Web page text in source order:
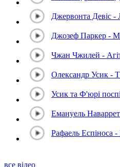
Джервонта Девіс
Джозеф Паркер -
Чжан Чжилей -
Олександр Усик -
Усик та Ф'юрі
Емануель
Рафаель Еспіноса
все відео